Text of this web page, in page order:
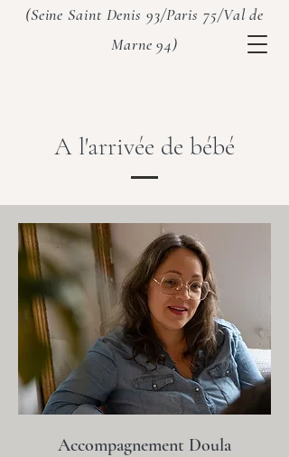
(Seine Saint Denis 93/Paris 75/Val de
Marne 94)
A l'arrivée de bébé
Accompagnement Doula